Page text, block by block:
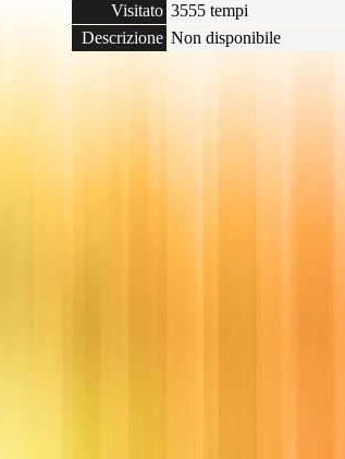
Visitato 3555 tempi
Descrizione Non disponibile